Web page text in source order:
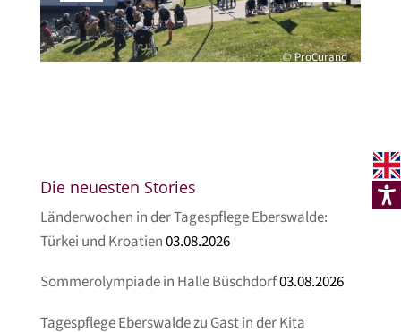
© ProCurand
Die neuesten Stories
Länderwochen in der Tagespflege Eberswalde:
Türkei und Kroatien03.08.2026
Sommerolympiade in Halle Büschdorf03.08.2026
Tagespflege Eberswalde zu Gast in der Kita